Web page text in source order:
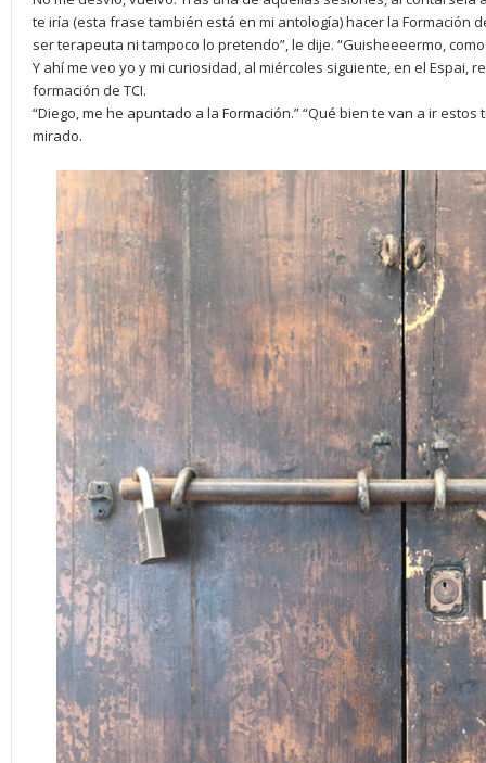
te iría (esta frase también está en mi antología) hacer la Formación
ser terapeuta ni tampoco lo pretendo”, le dije. “Guisheeeermo,
Y ahí me veo yo y mi curiosidad, al miércoles siguiente, en el Espai,
formación de TCI.
“Diego, me he apuntado a la Formación.” “Qué bien te van a ir estos
mirado.